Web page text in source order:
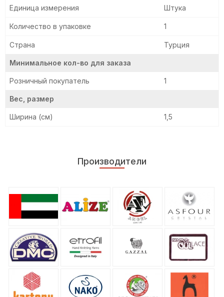
Единица измерения Штука
Количество в упаковке 1
Страна Турция
Минимальное кол-во для заказа
Розничный покупатель 1
Вес, размер
Ширина (см) 1,5
Производители